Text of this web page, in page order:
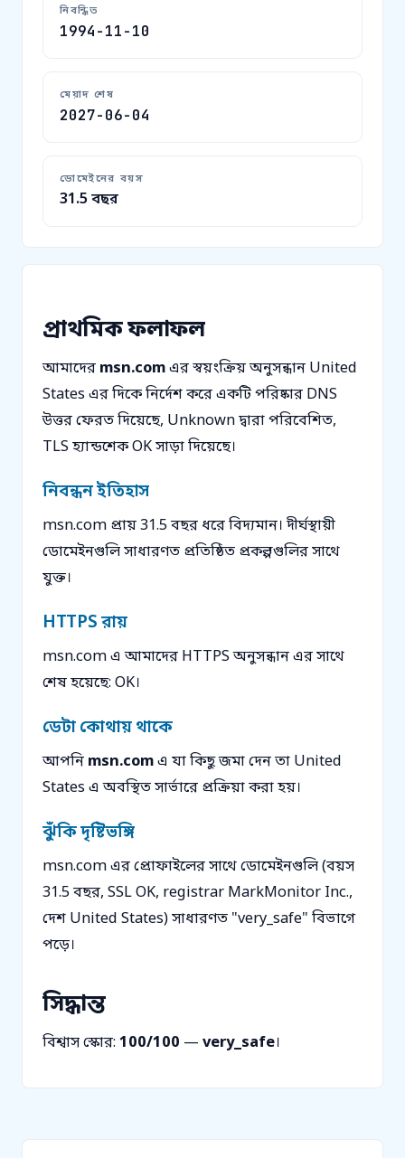
নিবন্ধিত
1994-11-10
মেয়াদ শেষ
2027-06-04
ডোমেইনের বয়স
31.5 বছর
প্রাথমিক ফলাফল
আমাদের msn.comএর স্বয়ংক্রিয় অনুসন্ধান United
States এর দিকে নির্দেশ করে একটি পরিষ্কার DNS
উত্তর ফেরত দিয়েছে, Unknown দ্বারা পরিবেশিত,
TLS হ্যান্ডশেক OK সাড়া দিয়েছে।
নিবন্ধন ইতিহাস
msn.com প্রায় 31.5 বছর ধরে বিদ্যমান। দীর্ঘস্থায়ী
ডোমেইনগুলি সাধারণত প্রতিষ্ঠিত প্রকল্পগুলির সাথে
যুক্ত।
HTTPS রায়
msn.com এ আমাদের HTTPS অনুসন্ধান এর সাথে
শেষ হয়েছে: OK।
ডেটা কোথায় থাকে
আপনি msn.comএ যা কিছু জমা দেন তা United
States এ অবস্থিত সার্ভারে প্রক্রিয়া করা হয়।
ঝুঁকি দৃষ্টিভঙ্গি
msn.com এর প্রোফাইলের সাথে ডোমেইনগুলি (বয়স
31.5 বছর, SSL OK, registrar MarkMonitor Inc.,
দেশ United States) সাধারণত "very_safe" বিভাগে
পড়ে।
সিদ্ধান্ত
বিশ্বাস স্কোর: 100/100 — very_safe।